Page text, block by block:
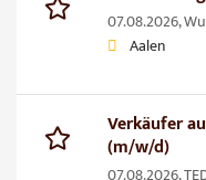
07.08.2026,
Aalen
Verkäufer
(m/w/d)